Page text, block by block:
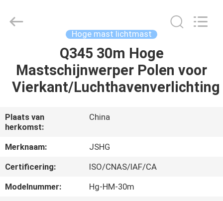
PRODUCTEN
VIDEOS
VR-
SHOW
co.,ltd.
Hoge mast lichtmast
Q345 30m Hoge
Mastschijnwerper Polen voor
Vierkant/Luchthavenverlichting
Plaats van
herkomst:
China
Merknaam:
JSHG
Certificering:
ISO/CNAS/IAF/CA
Modelnummer:
Hg-HM-30m